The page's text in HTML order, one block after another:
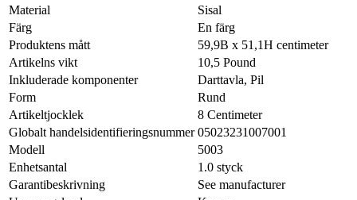
Material
Sisal
Färg
En färg
Produktens mått
59,9B x 51,1H centimeter
Artikelns vikt
10,5 Pound
Inkluderade komponenter
Darttavla, Pil
Form
Rund
Artikeltjocklek
8 Centimeter
Globalt handelsidentifieringsnummer 05023231007001
Modell
5003
Enhetsantal
1.0 styck
Garantibeskrivning
See manufacturer